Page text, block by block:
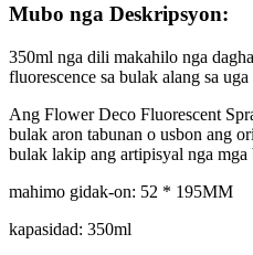
Mubo nga Deskripsyon:
350ml nga dili makahilo nga
fluorescence sa bulak alang sa
Ang Flower Deco Fluorescent
bulak aron tabunan o usbon ang
bulak lakip ang artipisyal nga mga
mahimo gidak-on: 52 * 195MM
kapasidad: 350ml